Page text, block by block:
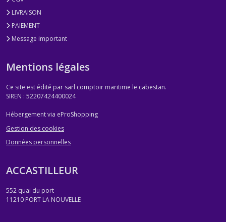
LIVRAISON
PAIEMENT
Message important
Mentions légales
Ce site est édité par sarl comptoir maritime le cabestan.
SIREN : 52207424400024
Hébergement via eProShopping
Gestion des cookies
Données personnelles
ACCASTILLEUR
552 quai du port
11210 PORT LA NOUVELLE